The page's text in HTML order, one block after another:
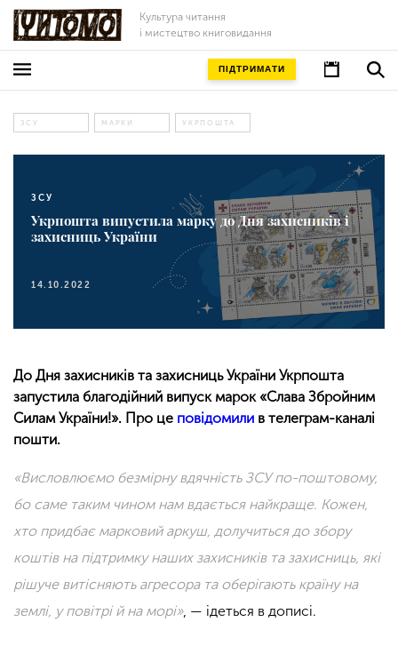
Культура читання
і мистецтво книговидання
ПІДТРИМАТИ
ЗСУ МАРКИ УКРПОШТА
ЗСУ
Укрпошта випустила марку до Дня захисників і
захисниць України
14.10.2022
До Дня захисників та захисниць України Укрпошта
запустила благодійний випуск марок «Слава Збройним
Силам України!». Про це повідомили в телеграм-каналі
пошти.
«Висловлюємо безмірну вдячність ЗСУ по-поштовому,
бо саме таким чином нам вдається найкраще. Кожен,
хто придбає марковий аркуш, долучиться до збору
коштів на підтримку наших захисників та захисниць, які
рішуче витісняють агресора та оберігають країну на
землі, у повітрі й на морі», — ідеться в дописі.